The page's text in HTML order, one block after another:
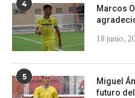
4
Marcos
18 junio,
5
Miguel
futuro